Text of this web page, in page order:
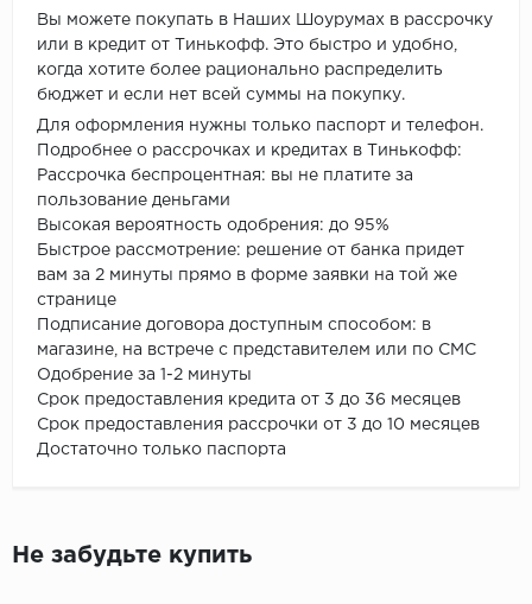
Вы можете покупать в Наших Шоурумах в рассрочку
или в кредит от Тинькофф. Это быстро и удобно,
когда хотите более рационально распределить
бюджет и если нет всей суммы на покупку.
Для оформления нужны только паспорт и телефон.
Подробнее о рассрочках и кредитах в Тинькофф:
Рассрочка беспроцентная: вы не платите за
пользование деньгами
Высокая вероятность одобрения: до 95%
Быстрое рассмотрение: решение от банка придет
вам за 2 минуты прямо в форме заявки на той же
странице
Подписание договора доступным способом: в
магазине, на встрече с представителем или по СМС
Одобрение за 1-2 минуты
Срок предоставления кредита от 3 до 36 месяцев
Срок предоставления рассрочки от 3 до 10 месяцев
Достаточно только паспорта
Не забудьте купить